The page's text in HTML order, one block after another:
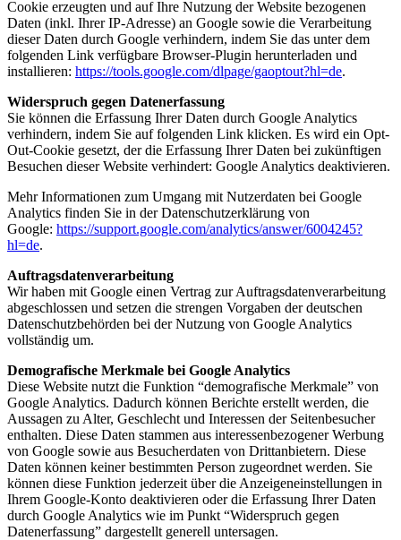
Cookie erzeugten und auf Ihre Nutzung der Website bezogenen
Daten (inkl. Ihrer IP-Adresse) an Google sowie die Verarbeitung
dieser Daten durch Google verhindern, indem Sie das unter dem
folgenden Link verfügbare Browser-Plugin herunterladen und
installieren: https://tools.google.com/dlpage/gaoptout?hl=de.
Widerspruch gegen Datenerfassung
Sie können die Erfassung Ihrer Daten durch Google Analytics
verhindern, indem Sie auf folgenden Link klicken. Es wird ein Opt-
Out-Cookie gesetzt, der die Erfassung Ihrer Daten bei zukünftigen
Besuchen dieser Website verhindert: Google Analytics deaktivieren.
Mehr Informationen zum Umgang mit Nutzerdaten bei Google
Analytics finden Sie in der Datenschutzerklärung von
Google: https://support.google.com/analytics/answer/6004245?
hl=de.
Auftragsdatenverarbeitung
Wir haben mit Google einen Vertrag zur Auftragsdatenverarbeitung
abgeschlossen und setzen die strengen Vorgaben der deutschen
Datenschutzbehörden bei der Nutzung von Google Analytics
vollständig um.
Demografische Merkmale bei Google Analytics
Diese Website nutzt die Funktion “demografische Merkmale” von
Google Analytics. Dadurch können Berichte erstellt werden, die
Aussagen zu Alter, Geschlecht und Interessen der Seitenbesucher
enthalten. Diese Daten stammen aus interessenbezogener Werbung
von Google sowie aus Besucherdaten von Drittanbietern. Diese
Daten können keiner bestimmten Person zugeordnet werden. Sie
können diese Funktion jederzeit über die Anzeigeneinstellungen in
Ihrem Google-Konto deaktivieren oder die Erfassung Ihrer Daten
durch Google Analytics wie im Punkt “Widerspruch gegen
Datenerfassung” dargestellt generell untersagen.